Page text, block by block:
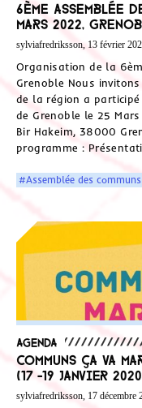
6ème Assemblée
Mars 2022,
sylviafredriksson, 13 février
Organisation de la
Grenoble Nous
de la région a
de Grenoble le 25
Bir Hakeim, 38000
programme :
#Assemblée des communs
Agenda
Communs ça va
(17 -19 janvier
sylviafredriksson, 17 décembre